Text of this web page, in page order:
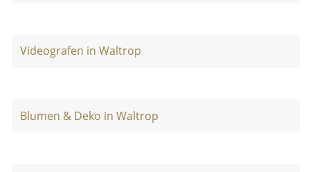
Videografen in Waltrop
Blumen & Deko in Waltrop